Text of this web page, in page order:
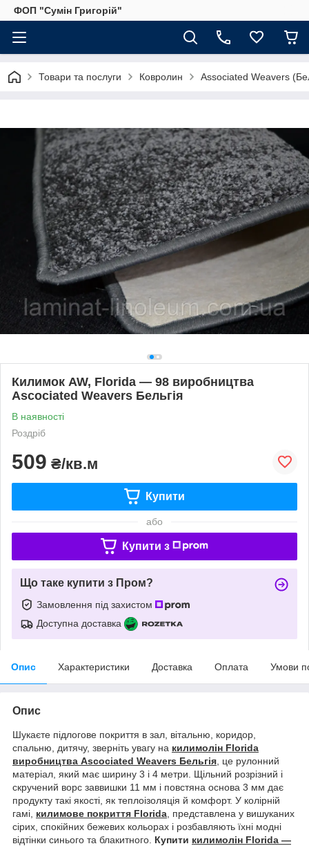
ФОП "Сумін Григорій"
Товари та послуги Ковролин Аssociated Weavers
Килимок AW, Florida — 98 виробництва
Аscociated Weavers Бельгія
В наявності
Роздріб
509 ₴/кв.м
Купити
або
Купити з
Що таке купити з Пром?
Замовлення під захистом
Доступна доставка
Опис Характеристики Доставка Оплата Умови
Опис
Шукаєте підлогове покриття в зал, вітальню, коридор,
спальню, дитячу, зверніть увагу на килимолін Florida
виробництва Аscociated Weavers Бельгія , це рулонний
матеріал, який має ширину 3 і 4 метри. Щільний розрізний і
скручений ворс заввишки 11 мм і повстяна основа 3 мм дає
продукту такі якості, як теплоізоляція й комфорт. У колірній
гамі, килимове покриття Florida , представлена у вишуканих
сірих, спокійних бежевих кольорах і розбавляють їхні модні
відтінки синього та блакитного. Купити килимолін Florida —